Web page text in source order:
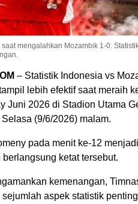
mengalahkan Mozambik 1-0.
– Statistik Indonesia vs
lebih efektif saat meraih
Juni 2026 di Stadion Utama
(9/6/2026) malam.
pada menit ke-12
ketat tersebut.
kemenangan,
aspek statistik